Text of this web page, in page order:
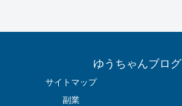
ゆうちゃんブログ
サイトマップ
副業